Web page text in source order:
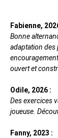
Fabienne,
Bonne
adaptation des
ouvert et
Odile, 2026 :
Des exercices
joueuse.
Fanny, 2023 :